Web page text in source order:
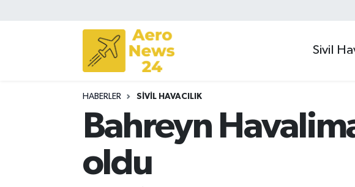
Sivil
HABERLER SIVIL HAVACILIK
Bahreyn
oldu
Sivil Havacılık